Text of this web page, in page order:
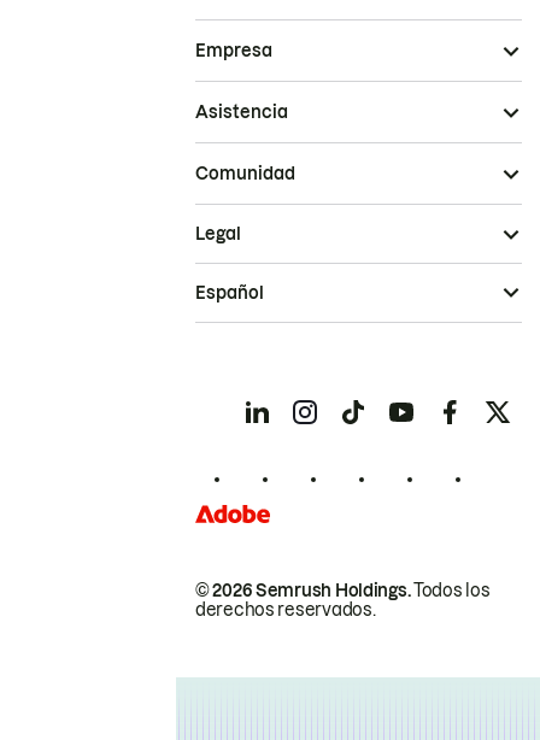
Empresa
Asistencia
Comunidad
© 2026 Semrush Holdings.Todos los
derechos reservados.
Legal
Español